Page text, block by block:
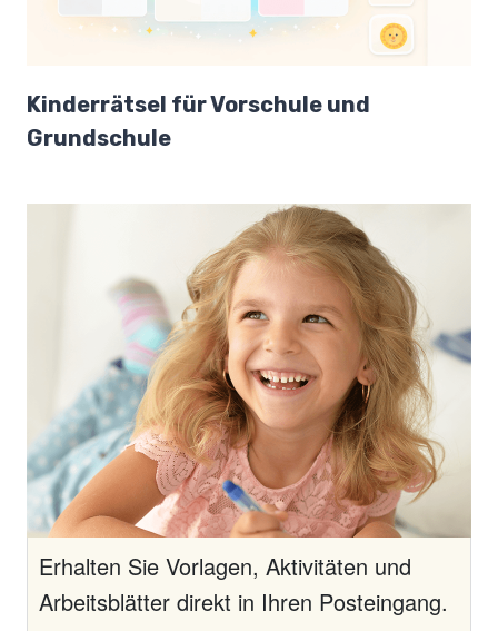
Kinderrätsel für Vorschule und
Grundschule
Erhalten Sie Vorlagen, Aktivitäten und
Arbeitsblätter direkt in Ihren Posteingang.